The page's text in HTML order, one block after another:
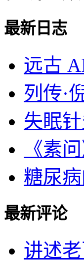
最新日志
远古
列传·
失眠
《素
糖尿
最新评论
讲述